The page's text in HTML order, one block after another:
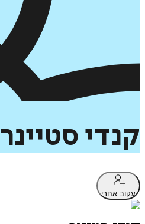
קנדי סטיינר
עקוב אחרי